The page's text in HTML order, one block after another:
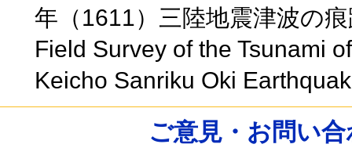
年（1611）三陸地震津波の
Field Survey of the Tsunami
Keicho Sanriku Oki
ご意見・お問い